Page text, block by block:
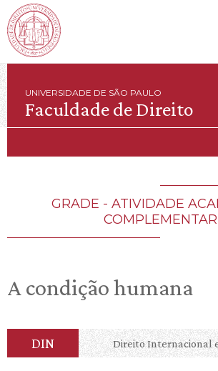
UNIVERSIDADE DE SÃO PAULO
Faculdade de Direito
GRADE - ATIVIDADE
COMPLEMENTAR
A condição humana
DIN Direito Internacional